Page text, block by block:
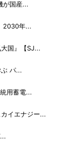
が国産...
2030年...
国』【SJ...
パ...
用蓄電...
イエナジー...